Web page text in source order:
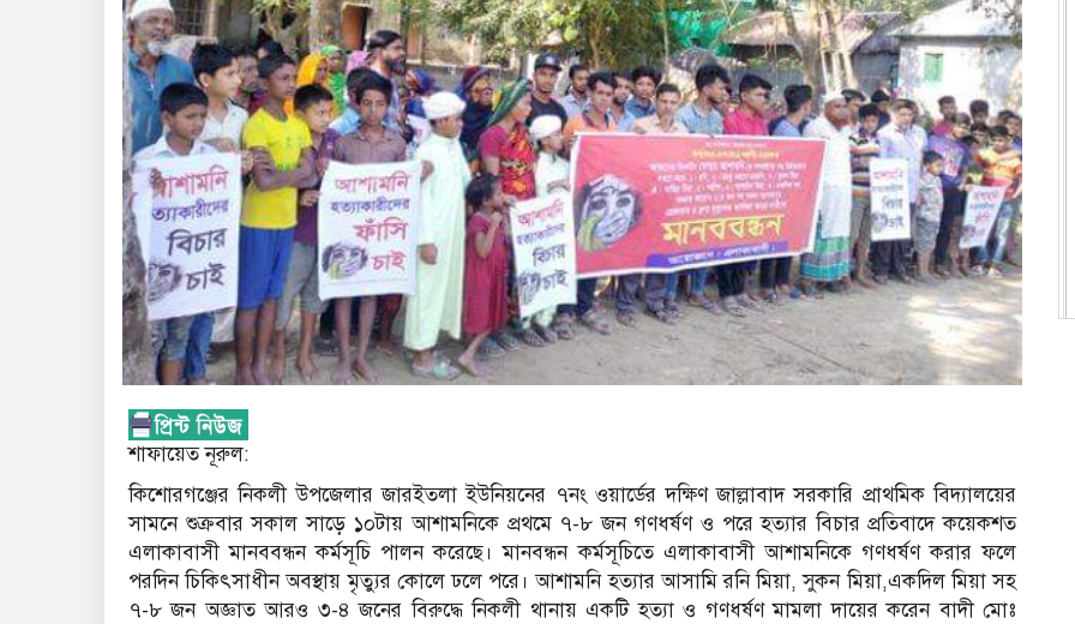
শাফায়েত নূরুল:
কিশোরগঞ্জের নিকলী উপজেলার জারইতলা ইউনিয়নের ৭নং ওয়ার্ডের দক্ষিণ জাল্লাবাদ সরকারি প্রাথমিক বিদ্যালয়ের
সামনে শুক্রবার সকাল সাড়ে ১০টায় আশামনিকে প্রথমে ৭-৮ জন গণধর্ষণ ও পরে হত্যার বিচার প্রতিবাদে কয়েকশত
এলাকাবাসী মানববন্ধন কর্মসূচি পালন করেছে। মানবন্ধন কর্মসূচিতে এলাকাবাসী আশামনিকে গণধর্ষণ করার ফলে
পরদিন চিকিৎসাধীন অবস্থায় মৃত্যুর কোলে ঢলে পরে। আশামনি হত্যার আসামি রনি মিয়া, সুকন মিয়া,একদিল মিয়া সহ
৭-৮ জন অজ্ঞাত আরও ৩-৪ জনের বিরুদ্ধে নিকলী থানায় একটি হত্যা ও গণধর্ষণ মামলা দায়ের করেন বাদী মোঃ